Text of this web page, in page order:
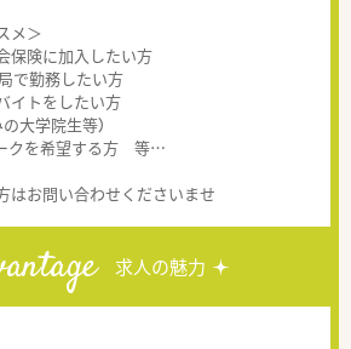
メ＞
保険に加入したい方
で勤務したい方
イトをしたい方
大学院生等）
クを希望する方 等…
はお問い合わせくださいませ
求人の魅力